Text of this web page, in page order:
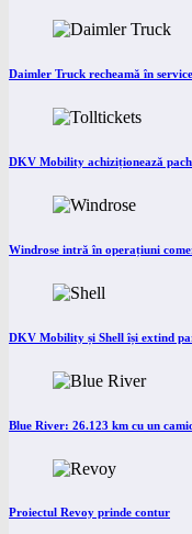
Daimler Truck recheamă în
DKV Mobility achiziționează
Windrose intră în operațiuni
DKV Mobility și Shell își extind
Blue River: 26.123 km cu un
Proiectul Revoy prinde contur